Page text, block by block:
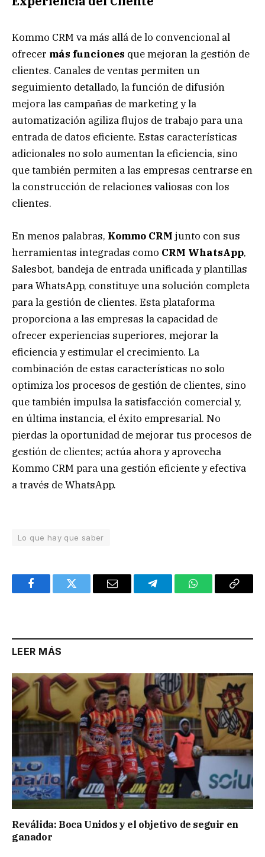
Kommo CRM va más allá de lo convencional al
ofrecer más funciones que mejoran la gestión de
clientes. Canales de ventas permiten un
seguimiento detallado, la función de difusión
mejora las campañas de marketing y la
automatización agiliza flujos de trabajo para una
entrada de datos eficiente. Estas características
adicionales no solo aumentan la eficiencia, sino
que también permiten a las empresas centrarse en
la construcción de relaciones valiosas con los
clientes.
En menos palabras, Kommo CRM junto con sus
herramientas integradas como CRM WhatsApp,
Salesbot, bandeja de entrada unificada y plantillas
para WhatsApp, constituye una solución completa
para la gestión de clientes. Esta plataforma
proporciona a las empresas la capacidad de
ofrecer experiencias superiores, mejorar la
eficiencia y estimular el crecimiento. La
combinación de estas características no solo
optimiza los procesos de gestión de clientes, sino
que también impulsa la satisfacción comercial y,
en última instancia, el éxito empresarial. No
pierdas la oportunidad de mejorar tus procesos de
gestión de clientes; actúa ahora y aprovecha
Kommo CRM para una gestión eficiente y efectiva
a través de WhatsApp.
Lo que hay que saber
FacebookTwitter Email TelegramWhatsAppCopy
LEER MÁS
Reválida: Boca Unidos y el objetivo de seguir en
ganador